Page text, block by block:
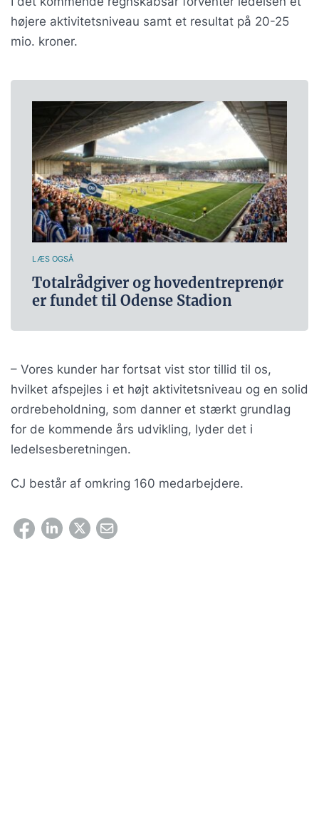
højere aktivitetsniveau samt et resultat på 20-25
mio. kroner.
LÆS OGSÅ
Totalrådgiver og hovedentreprenør
er fundet til Odense Stadion
– Vores kunder har fortsat vist stor tillid til os,
hvilket afspejles i et højt aktivitetsniveau og en solid
ordrebeholdning, som danner et stærkt grundlag
for de kommende års udvikling, lyder det i
ledelsesberetningen.
CJ består af omkring 160 medarbejdere.